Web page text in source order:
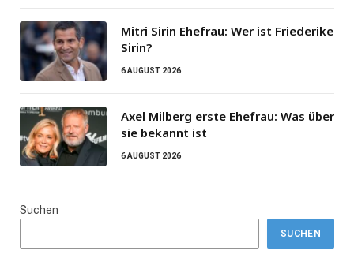
Mitri Sirin Ehefrau: Wer ist Friederike
Sirin?
6 AUGUST 2026
Axel Milberg erste Ehefrau: Was über
sie bekannt ist
6 AUGUST 2026
Suchen
SUCHEN